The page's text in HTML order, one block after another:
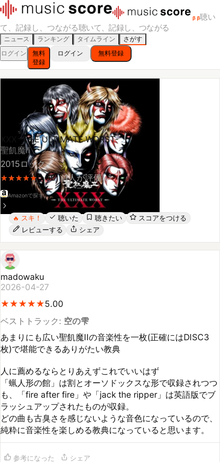
β β聴い
て、記録し、つながる聴いて、記録し、つながる
ニュース ランキング タイムライン
さがす
ログイン
無料
登録
ログイン 無料登録
XXX -THE ULTIMATE WORST-
聖飢魔Ⅱ
2015ロック
★
★★
★ ★
★ ★
★★
★5.00（1人が評価）
Amazonで探す
聴いた 聴きたい
レビューする シェア
madowaku
2026-04-27
★
★★
★★
★★
★★
★5.00
枚)で堪能できるありがたい教典
人に薦めるならとりあえずこれでいいはず
「蝋人形の館」は割とオーソドックスな形で収録されつつ
も、「fire after fire」や「jack the ripper」は英語版でブ
ラッシュアップされたものが収録。
どの曲も古臭さを感じないような音色になっているので、
純粋に音楽性を楽しめる教典になっていると思います。
参考になった シェア
コメント (0)